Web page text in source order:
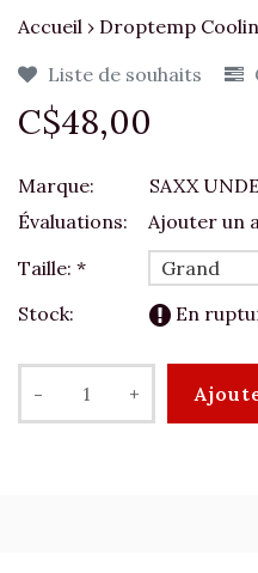
Accueil › Droptemp
Liste de souhaits
C$48,00
Marque:
SAXX
Évaluations:
Ajouter un
Taille: *
Stock:
En
- +